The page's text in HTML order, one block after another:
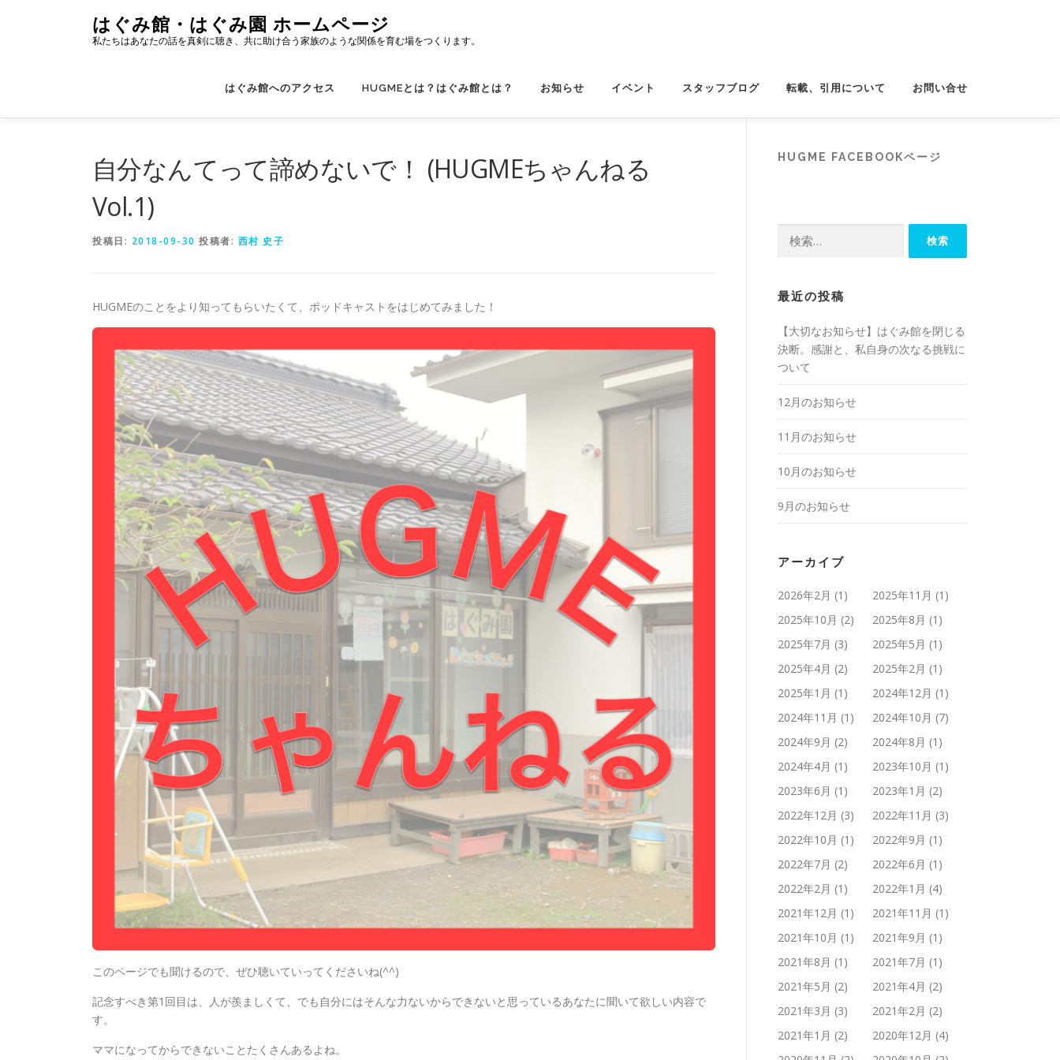
ス
はぐみ館・はぐみ園 ホームページ
私たちはあなたの話を真剣に聴き、共に助け合う家族のような関係を育む場をつくります。
はぐみ館へのアクセス HUGMEとは？はぐみ館とは？ お知らせ イベント スタッフブログ 転載、引用について お問い合せ
自分なんてって諦めないで！ (HUGMEちゃんねる
Vol.1)
投稿日: 2018-09-30 投稿者: 西村 史子
HUGMEのことをより知ってもらいたくて、ポッドキャストをはじめてみました！
このページでも聞けるので、ぜひ聴いていってくださいね(^^)
記念すべき第1回目は、人が羨ましくて、でも自分にはそんな力ないからできないと思っているあなたに聞いて欲しい内容で
す。
ママになってからできないことたくさんあるよね。
HUGME FACEBOOKページ
最近の投稿
【大切なお知らせ】はぐみ館を閉じる
決断。感謝と、私自身の次なる挑戦に
ついて
12月のお知らせ
11月のお知らせ
10月のお知らせ
9月のお知らせ
アーカイブ
2026年2月 (1) 2025年11月 (1)
2025年10月 (2) 2025年8月 (1)
2025年7月 (3) 2025年5月 (1)
2025年4月 (2) 2025年2月 (1)
2025年1月 (1) 2024年12月 (1)
2024年11月 (1) 2024年10月 (7)
2024年9月 (2) 2024年8月 (1)
2024年4月 (1) 2023年10月 (1)
2023年6月 (1) 2023年1月 (2)
2022年12月 (3) 2022年11月 (3)
2022年10月 (1) 2022年9月 (1)
2022年7月 (2) 2022年6月 (1)
2022年2月 (1) 2022年1月 (4)
2021年12月 (1) 2021年11月 (1)
2021年10月 (1) 2021年9月 (1)
2021年8月 (1) 2021年7月 (1)
2021年5月 (2) 2021年4月 (2)
2021年3月 (3) 2021年2月 (2)
2021年1月 (2) 2020年12月 (4)